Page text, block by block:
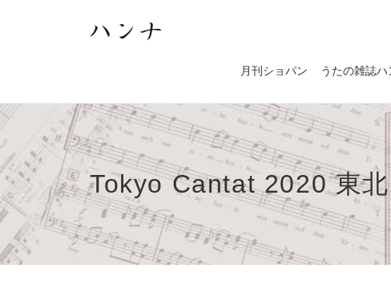
月刊ショパン うたの雑誌ハ
Tokyo Cantat 2020 東